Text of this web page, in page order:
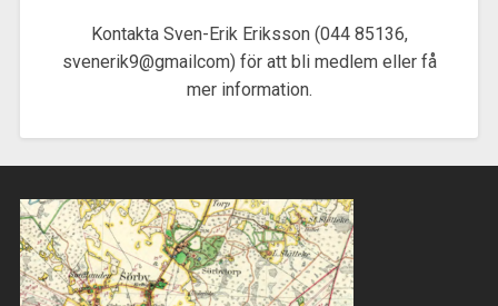
Kontakta Sven-Erik Eriksson (044 85136,
svenerik9@gmailcom) för att bli medlem eller få
mer information.